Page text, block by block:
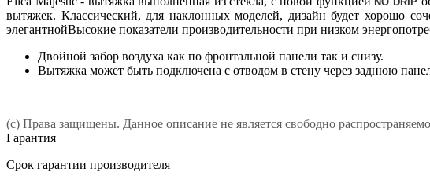
вытяжек. Классический, для наклонных моделей, дизайн будет хорошо
элегантнойВысокие показатели производительности при низком
Двойной забор воздуха как по фронтальной панели так и снизу.
Вытяжка может быть подключена с отводом в стену через заднюю
(c) Права защищены. Данное описание не является свободно
Гарантия
Срок гарантии производителя